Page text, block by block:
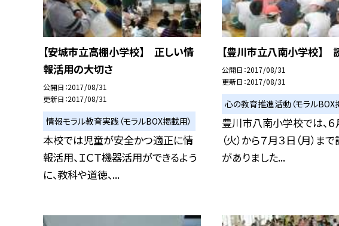
【安城市立高棚小学校】 正しい情
報活用の大切さ
公開日 2017/08/31
更新日 2017/08/31
情報モラル教育実践（モラルBOX掲載用）
本校では児童が安全かつ適正に情
報活用、ＩＣＴ機器活用ができるよう
に、教科や道徳、...
【豊川市立八南小学校】
公開日 2017/08/31
更新日 2017/08/31
心の教育推進活動（モラルBOX
豊川市八南小学校では、６
（火）から７月３日（月）ま
がありました...